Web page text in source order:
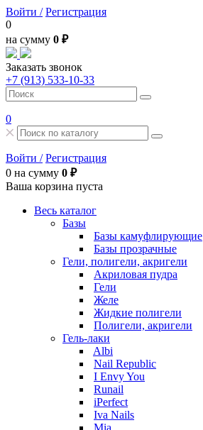
Войти / Регистрация
0
на сумму 0 ₽
Заказать звонок
+7 (913) 533-10-33
0
Войти / Регистрация
0 на сумму 0 ₽
Ваша корзина пуста
Весь каталог
Базы
Базы камуфлирующие
Базы прозрачные
Гели, полигели, акригели
Акриловая пудра
Гели
Желе
Жидкие полигели
Полигели, акригели
Гель-лаки
Albi
Nail Republic
I Envy You
Runail
iPerfect
Iva Nails
Mia